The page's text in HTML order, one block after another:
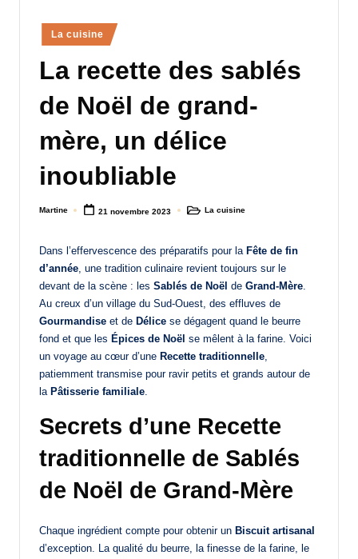
Posted
in
La cuisine
La recette des sablés
de Noël de grand-
mère, un délice
inoubliable
Posted
Martine 21 novembre 2023
PostedLa cuisine
Dans l’effervescence des préparatifs pour la Fête de fin
d’année, une tradition culinaire revient toujours sur le
devant de la scène : les Sablés de Noël de Grand-Mère.
Au creux d’un village du Sud-Ouest, des effluves de
Gourmandise et de Délice se dégagent quand le beurre
fond et que les Épices de Noël se mêlent à la farine. Voici
un voyage au cœur d’une Recette traditionnelle,
patiemment transmise pour ravir petits et grands autour de
la Pâtisserie familiale.
Secrets d’une Recette
traditionnelle de Sablés
de Noël de Grand-Mère
Chaque ingrédient compte pour obtenir un Biscuit artisanal
d’exception. La qualité du beurre, la finesse de la farine, le